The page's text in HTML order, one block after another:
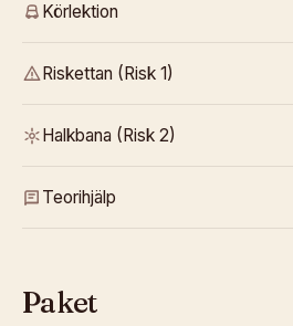
Körlektion
Riskettan (Risk 1)
Halkbana (Risk 2)
Teorihjälp
Paket